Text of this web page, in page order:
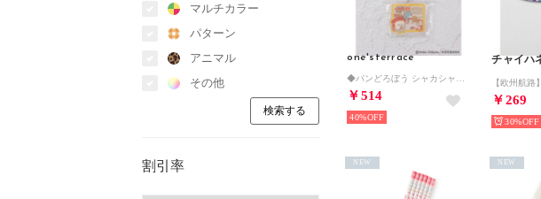
マルチカラー
パターン
アニマル
その他
割引率
one'sterrace
￥514
40%
チャイハ
￥269
30%
NEW NEW